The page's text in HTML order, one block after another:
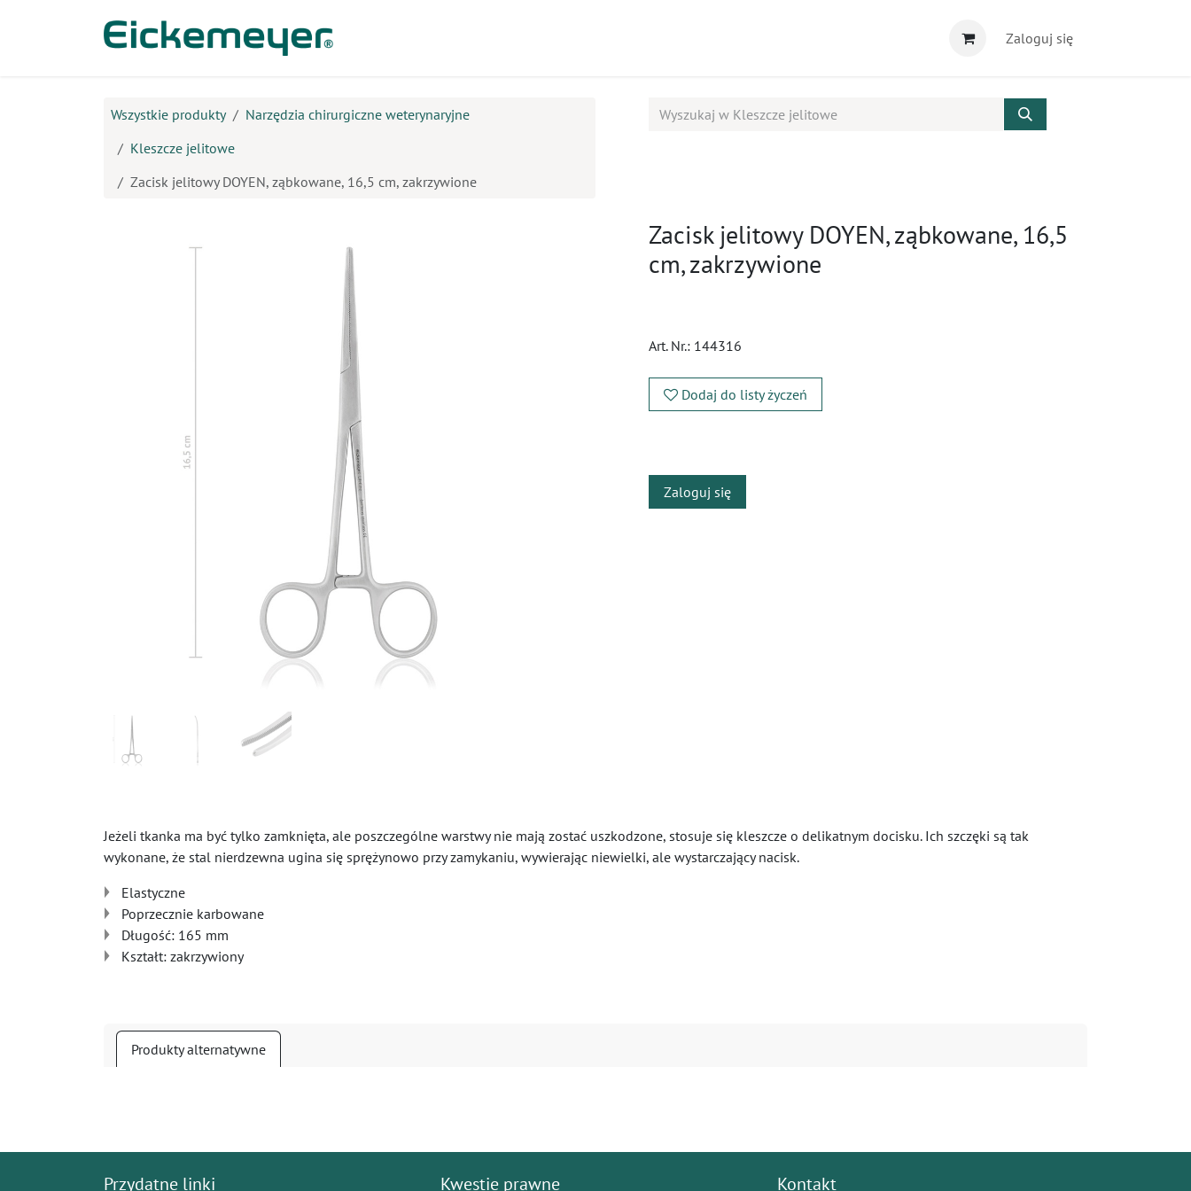
Zaloguj się
Wszystkie produkty
Narzędzia chirurgiczne weterynaryjne
Kleszcze jelitowe
Zacisk jelitowy DOYEN, ząbkowane, 16,5 cm, zakrzywione
Zacisk jelitowy DOYEN, ząbkowane, 16,5
cm, zakrzywione
Art. Nr.: 144316
Dodaj do listy życzeń
Zaloguj się
Jeżeli tkanka ma być tylko zamknięta, ale poszczególne warstwy nie mają zostać uszkodzone, stosuje się kleszcze o delikatnym docisku. Ich szczęki są tak
wykonane, że stal nierdzewna ugina się sprężynowo przy zamykaniu, wywierając niewielki, ale wystarczający nacisk.
Elastyczne
Poprzecznie karbowane
Długość: 165 mm
Kształt: zakrzywiony
Produkty alternatywne
Przydatne linki Kwestie prawne Kontakt